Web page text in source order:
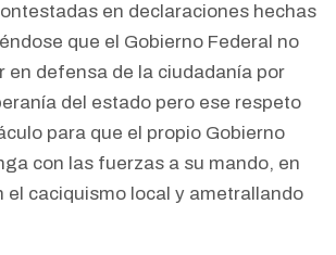
en declaraciones hechas
que el Gobierno Federal no
en defensa de la ciudadanía por
del estado pero ese respeto
para que el propio Gobierno
con las fuerzas a su mando, en
el caciquismo local y ametrallando